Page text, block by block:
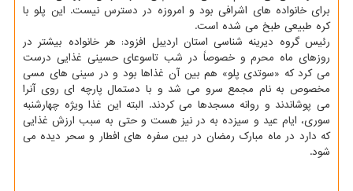
برای خانواده های اشرافی بود و امروزه در دسترس نیست. این پلو با
کره طبیعی طبخ می شده است.
رئیس گروه دیرینه شناسی استان اردیبل افزود: هر خانواده بیشتر در
روزهای ماه محرم و خصوصاً در شب تاسوعای حسینی غذایی درست
می کرد که «سوتدی پلو» هم بین آن غذاها بود و در سینی های مسی
مخصوص به نام مجمع سرو می شد و با دستمال پارچه ای روی آنرا
می پوشاندند و روانه مسجدها می کردند. البته این غذا ویژه چهارشنبه
سوری، ایام عید و سیزده به در نیز هست و حتی به سبب ارزش غذایی
که دارد در ماه مبارک رمضان در بین سفره های افطار و سحر دیده می
شود.